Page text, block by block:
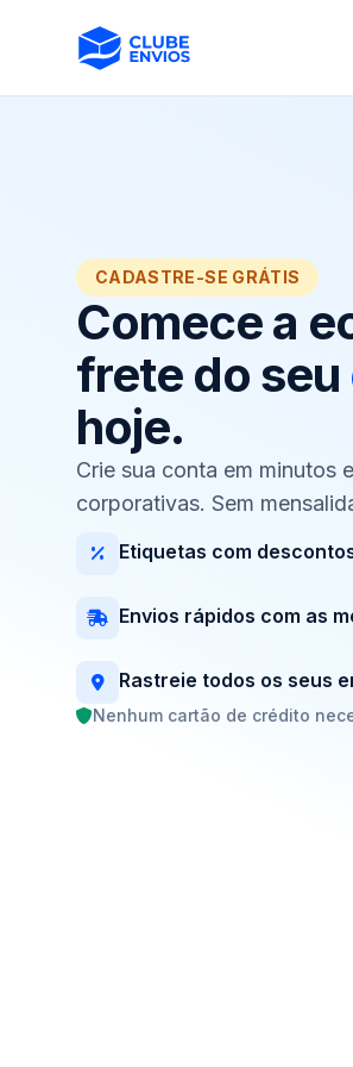
CADASTRE-SE GRÁTIS
Comece a
frete do seu
hoje.
Crie sua conta em minutos
corporativas. Sem
Etiquetas com
Envios rápidos com as
Rastreie todos os seus
Nenhum cartão de crédito